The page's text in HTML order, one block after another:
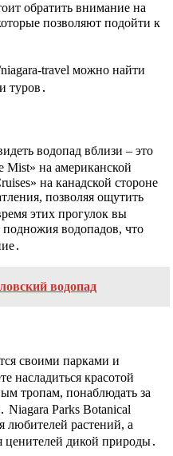
обратить внимание на
позволяют подойти к
travel можно найти
туров․
водопад вблизи – это
Mist» на американской
на канадской стороне
позволяя ощутить
этих прогулок вы
подножия водопадов, что
водопад
своими парками и
насладиться красотой
тропам, понаблюдать за
Parks Botanical
любителей растений, а
ценителей дикой природы․